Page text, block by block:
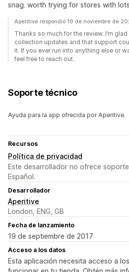
snag. worth trying for stores with
Aperitive respondió 19 de noviembre de
Thanks so much for the review. I’m
collection updates and that support
it. If you ever run into anything else or
feel free to reach out.
Soporte técnico
Ayuda para la app ofrecida por Aperitive.
Recursos
Política de privacidad
Este desarrollador no ofrece
Español.
Desarrollador
Aperitive
London, ENG, GB
Fecha de lanzamiento
19 de septiembre de 2017
Acceso a los datos
Esta aplicación necesita acceso a